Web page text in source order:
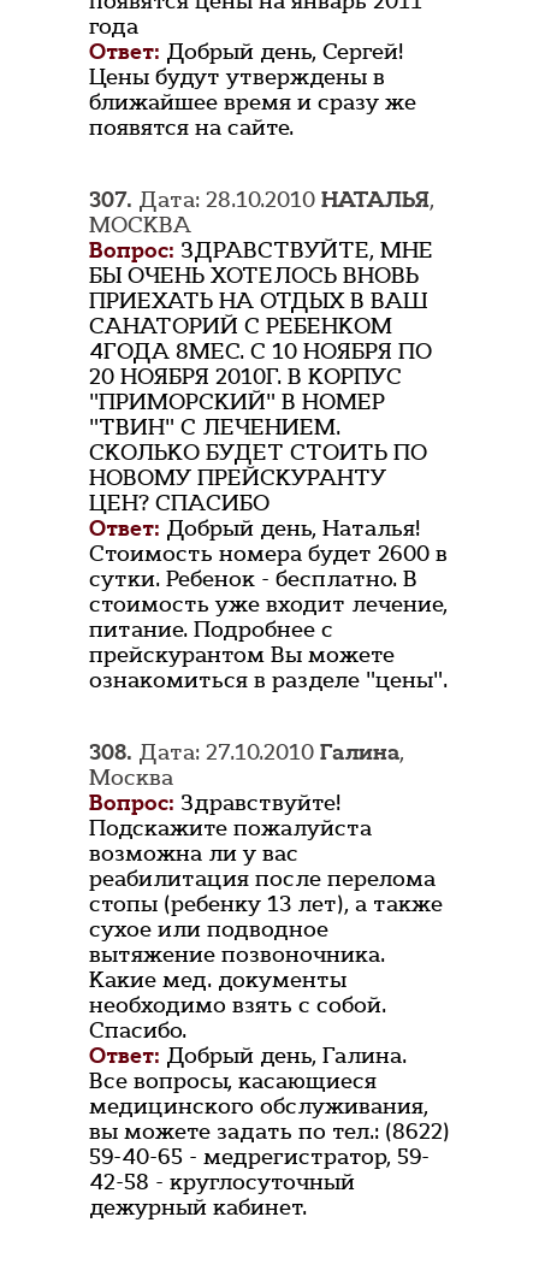
года
Ответ: Добрый день, Сергей!
Цены будут утверждены в
ближайшее время и сразу же
появятся на сайте.
307. Дата: 28.10.2010 НАТАЛЬЯ,
МОСКВА
Вопрос: ЗДРАВСТВУЙТЕ, МНЕ
БЫ ОЧЕНЬ ХОТЕЛОСЬ ВНОВЬ
ПРИЕХАТЬ НА ОТДЫХ В ВАШ
САНАТОРИЙ С РЕБЕНКОМ
4ГОДА 8МЕС. С 10 НОЯБРЯ ПО
20 НОЯБРЯ 2010Г. В КОРПУС
"ПРИМОРСКИЙ" В НОМЕР
"ТВИН" С ЛЕЧЕНИЕМ.
СКОЛЬКО БУДЕТ СТОИТЬ ПО
НОВОМУ ПРЕЙСКУРАНТУ
ЦЕН? СПАСИБО
Ответ: Добрый день, Наталья!
Стоимость номера будет 2600 в
сутки. Ребенок - бесплатно. В
стоимость уже входит лечение,
питание. Подробнее с
прейскурантом Вы можете
ознакомиться в разделе "цены".
308. Дата: 27.10.2010 Галина,
Москва
Вопрос: Здравствуйте!
Подскажите пожалуйста
возможна ли у вас
реабилитация после перелома
стопы (ребенку 13 лет), а также
сухое или подводное
вытяжение позвоночника.
Какие мед. документы
необходимо взять с собой.
Спасибо.
Ответ: Добрый день, Галина.
Все вопросы, касающиеся
медицинского обслуживания,
вы можете задать по тел.: (8622)
59-40-65 - медрегистратор, 59-
42-58 - круглосуточный
дежурный кабинет.